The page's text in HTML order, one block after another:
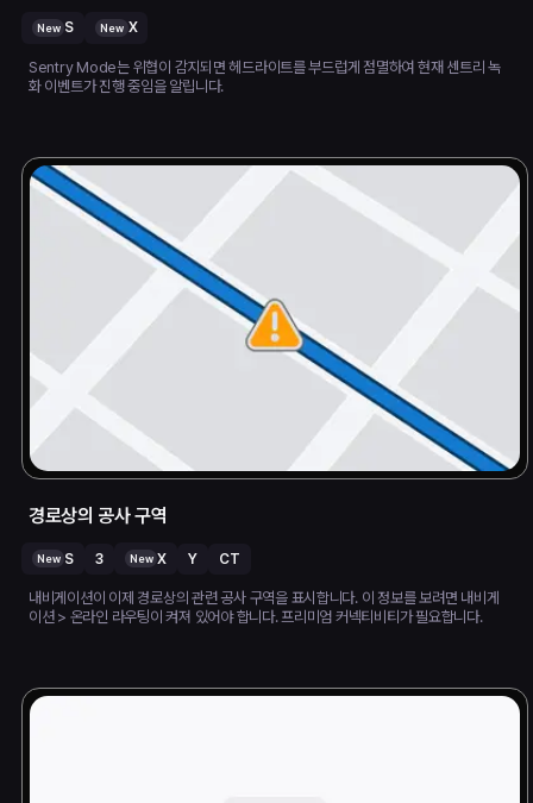
New S New X
Sentry Mode는 위협이 감지되면 헤드라이트를 부드럽게 점멸하여 현재 센트리 녹
화 이벤트가 진행 중임을 알립니다.
경로상의 공사 구역
New S 3 New X Y CT
내비게이션이 이제 경로상의 관련 공사 구역을 표시합니다. 이 정보를 보려면 내비게
이션 > 온라인 라우팅이 켜져 있어야 합니다. 프리미엄 커넥티비티가 필요합니다.